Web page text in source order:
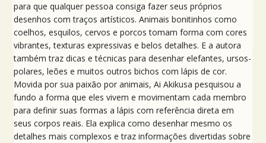
para que qualquer pessoa consiga fazer seus próprios
desenhos com traços artísticos. Animais bonitinhos como
coelhos, esquilos, cervos e porcos tomam forma com cores
vibrantes, texturas expressivas e belos detalhes. E a autora
também traz dicas e técnicas para desenhar elefantes, ursos-
polares, leões e muitos outros bichos com lápis de cor.
Movida por sua paixão por animais, Ai Akikusa pesquisou a
fundo a forma que eles vivem e movimentam cada membro
para definir suas formas a lápis com referência direta em
seus corpos reais. Ela explica como desenhar mesmo os
detalhes mais complexos e traz informações divertidas sobre